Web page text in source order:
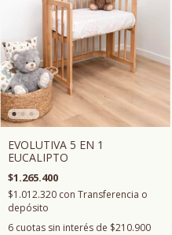
EVOLUTIVA 5 EN 1
EUCALIPTO
$1.265.400
$1.012.320 con Transferencia o
depósito
6 cuotas sin interés de $210.900